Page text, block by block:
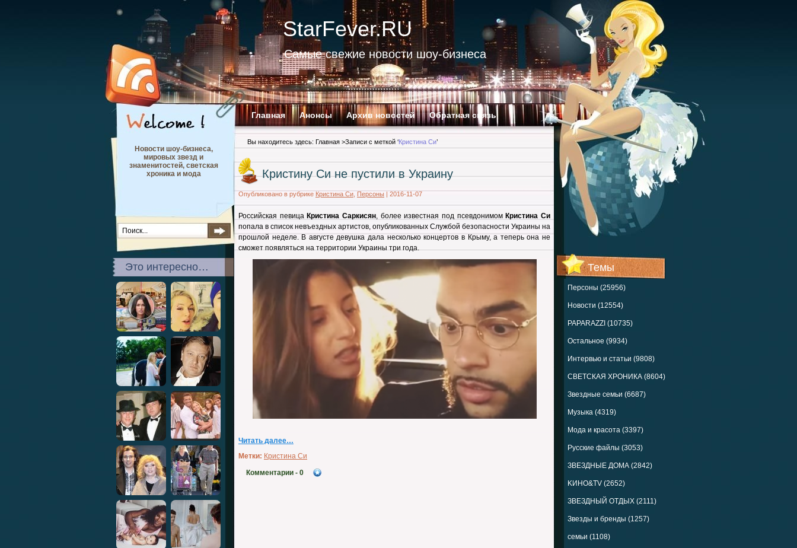
StarFever.RU
Самые свежие новости шоу-бизнеса
Главная Анонсы Архив новостей Обратная связь
Темы
Персоны (25956)
Новости (12554)
PAPARAZZI (10735)
Остальное (9934)
Интервью и статьи (9808)
СВЕТСКАЯ ХРОНИКА (8604)
Звездные семьи (6687)
Музыка (4319)
Мода и красота (3397)
Русские файлы (3053)
ЗВЕЗДНЫЕ ДОМА (2842)
KИНО&TV (2652)
ЗВЕЗДНЫЙ ОТДЫХ (2111)
Звезды и бренды (1257)
семьи (1108)
Новости шоу-бизнеса,
мировых звезд и
знаменитостей, светская
хроника и мода
Это интересно…
Вы находитесь здесь: Главная >Записи с меткой ‘Кристина Си’
Кристину Си не пустили в Украину
Опубликовано в рубрике Кристина Си Персоны | 2016-11-07
Российская певицаКристина Саркисян, более известная под псевдонимом Кристина Си
попала в список невъездных артистов, опубликованных Службой безопасности Украины на
прошлой неделе. В августе девушка дала несколько концертов в Крыму, а теперь она не
сможет появляться на территории Украины три года.
Читать далее…
Метки: Кристина Си
Комментарии - 0